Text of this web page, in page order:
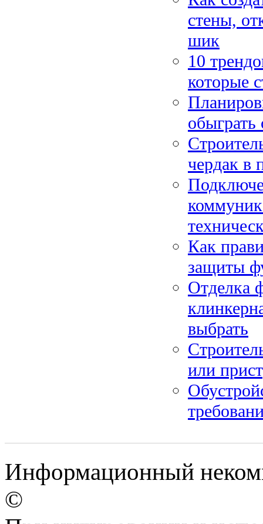
стены,
шик
10
которые
чердак в
Как
защиты
Отделка
выбрать
или
Информационный
©